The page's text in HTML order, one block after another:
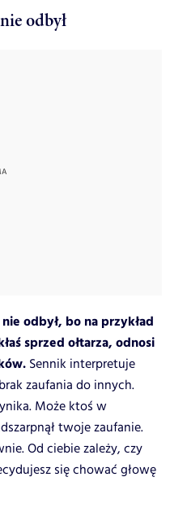
odbył
odbył, bo na przykład
sprzed ołtarza, odnosi
Sennik interpretuje
zaufania do innych.
Może ktoś w
twoje zaufanie.
Od ciebie zależy, czy
się chować głowę